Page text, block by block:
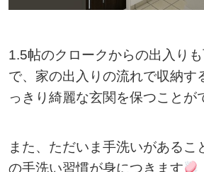
1.5帖のクロークからの出入り
で、家の出入りの流れで収納す
っきり綺麗な玄関を保つことが
また、ただいま手洗いがあるこ
の手洗い習慣が身につきます